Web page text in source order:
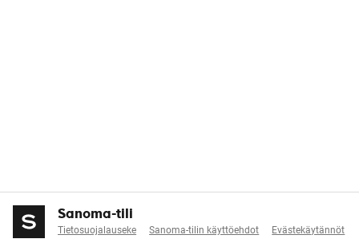
Sanoma-tili
Tietosuojalauseke Sanoma-tilin käyttöehdot Evästekäytännöt